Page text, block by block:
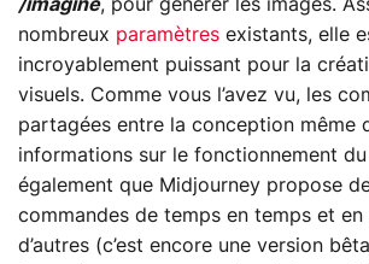
/imagine, pour générer les images.
nombreux paramètres existants, elle
incroyablement puissant pour la
visuels. Comme vous l’avez vu, les
partagées entre la conception même
informations sur le fonctionnement
également que Midjourney propose
commandes de temps en temps et en
d’autres (c’est encore une version